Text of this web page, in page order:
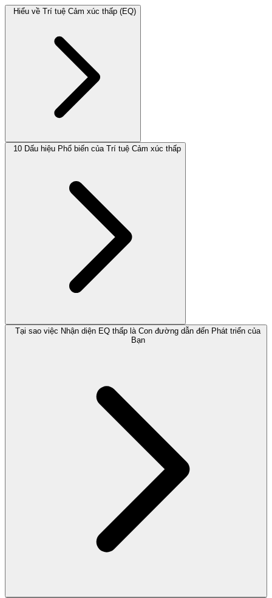
Hiểu về Trí tuệ Cảm xúc thấp (EQ)
10 Dấu hiệu Phổ biến của Trí tuệ Cảm xúc thấp
Tại sao việc Nhận diện EQ thấp là Con đường dẫn đến Phát triển của
Bạn